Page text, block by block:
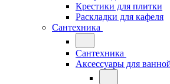
Крестики для плитки
Раскладки для кафеля
Сантехника
Сантехника
Аксессуары для